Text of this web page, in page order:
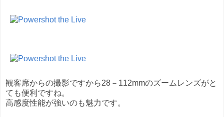
観客席からの撮影ですから28－112mmのズームレンズがと
ても便利ですね。
高感度性能が強いのも魅力です。